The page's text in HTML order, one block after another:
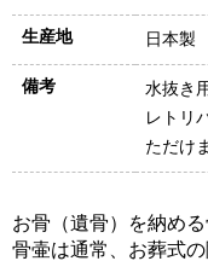
生産地 日本製
備考
水抜き
レトリ
ただけ
お骨（遺骨）を納める
骨壷は通常、お葬式